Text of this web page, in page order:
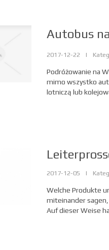
Autobus
2017-12-22 |
Podróżowanie na
mimo wszystko
lotniczą lub
2017-12-05 |
Welche Produkte
miteinander
Auf dieser Weise